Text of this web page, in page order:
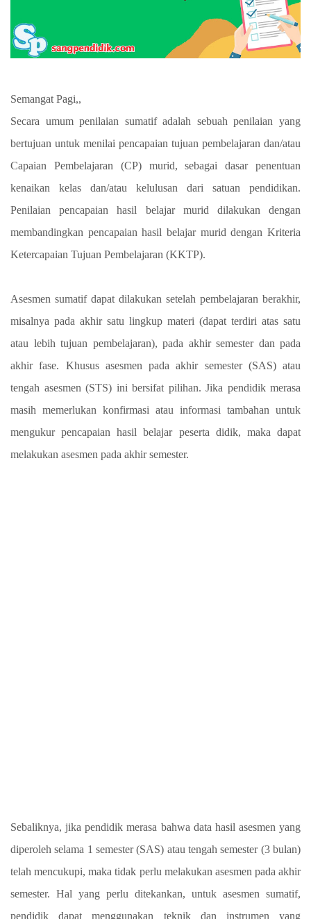
Semangat Pagi,,
Secara umum penilaian sumatif adalah sebuah penilaian yang
bertujuan untuk menilai pencapaian tujuan pembelajaran dan/atau
Capaian Pembelajaran (CP) murid, sebagai dasar penentuan
kenaikan kelas dan/atau kelulusan dari satuan pendidikan.
Penilaian pencapaian hasil belajar murid dilakukan dengan
membandingkan pencapaian hasil belajar murid dengan Kriteria
Ketercapaian Tujuan Pembelajaran (KKTP).
Asesmen sumatif dapat dilakukan setelah pembelajaran berakhir,
misalnya pada akhir satu lingkup materi (dapat terdiri atas satu
atau lebih tujuan pembelajaran), pada akhir semester dan pada
akhir fase. Khusus asesmen pada akhir semester (SAS) atau
tengah asesmen (STS) ini bersifat pilihan. Jika pendidik merasa
masih memerlukan konfirmasi atau informasi tambahan untuk
mengukur pencapaian hasil belajar peserta didik, maka dapat
melakukan asesmen pada akhir semester.
Sebaliknya, jika pendidik merasa bahwa data hasil asesmen yang
diperoleh selama 1 semester (SAS) atau tengah semester (3 bulan)
telah mencukupi, maka tidak perlu melakukan asesmen pada akhir
semester. Hal yang perlu ditekankan, untuk asesmen sumatif,
pendidik dapat menggunakan teknik dan instrumen yang